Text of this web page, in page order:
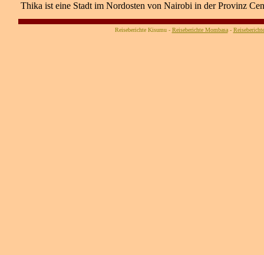
Thika ist eine Stadt im Nordosten von Nairobi in der Provinz
Reiseberichte Kisumu - Reiseberichte Mombasa-